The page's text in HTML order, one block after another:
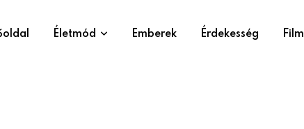
Életmód Emberek Érdekesség Film